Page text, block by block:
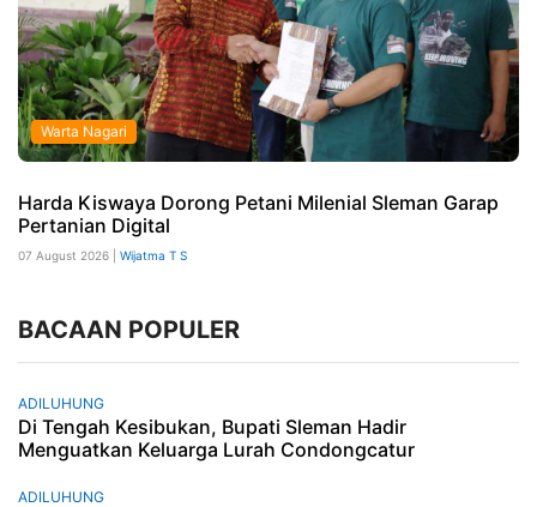
Warta Nagari
Harda Kiswaya Dorong Petani Milenial Sleman Garap
Pertanian Digital
07 August 2026 | Wijatma T S
BACAAN POPULER
ADILUHUNG
Di Tengah Kesibukan, Bupati Sleman Hadir
Menguatkan Keluarga Lurah Condongcatur
ADILUHUNG